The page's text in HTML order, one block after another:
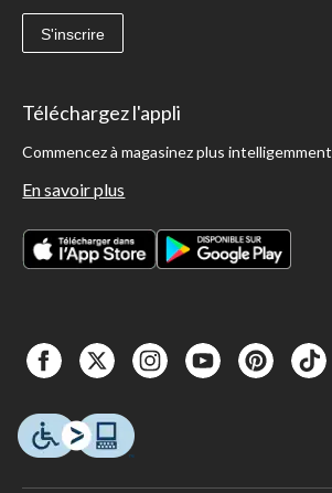
S'inscrire
Téléchargez l'appli
Commencez à magasinez plus intelligemment
En savoir plus